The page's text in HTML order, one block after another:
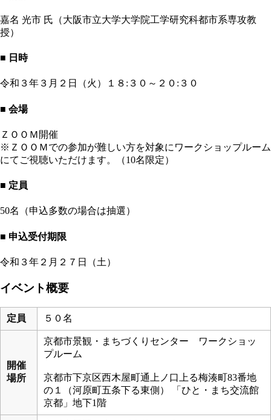
嘉名 光市 氏（大阪市立大学大学院工学研究科都市系専攻教
授）
■ 日時
令和３年３月２日（火）１８:３０～２０:３０
■ 会場
ＺＯＯＭ開催
※ＺＯＯＭでの参加が難しい方を対象にワークショップルーム
にてご視聴いただけます。（10名限定）
■ 定員
50名（申込多数の場合は抽選）
■ 申込受付期限
令和３年２月２７日（土）
イベント概要
定員 ５０名
開催
場所
京都市景観・まちづくりセンター ワークショッ
プルーム
京都市下京区西木屋町通上ノ口上る梅湊町83番地
の１（河原町五条下る東側） 「ひと・まち交流館
京都」地下1階